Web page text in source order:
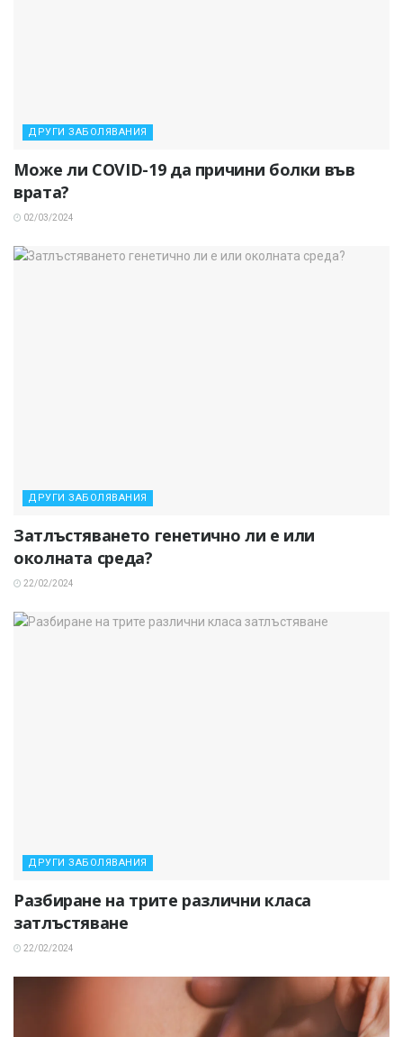
ДРУГИ ЗАБОЛЯВАНИЯ
Може ли COVID-19 да причини болки във
врата?
02/03/2024
ДРУГИ ЗАБОЛЯВАНИЯ
Затлъстяването генетично ли е или
околната среда?
22/02/2024
ДРУГИ ЗАБОЛЯВАНИЯ
Разбиране на трите различни класа
затлъстяване
22/02/2024